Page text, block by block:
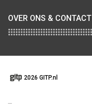
OVER ONS & CONTACT
2026 GITP.nl